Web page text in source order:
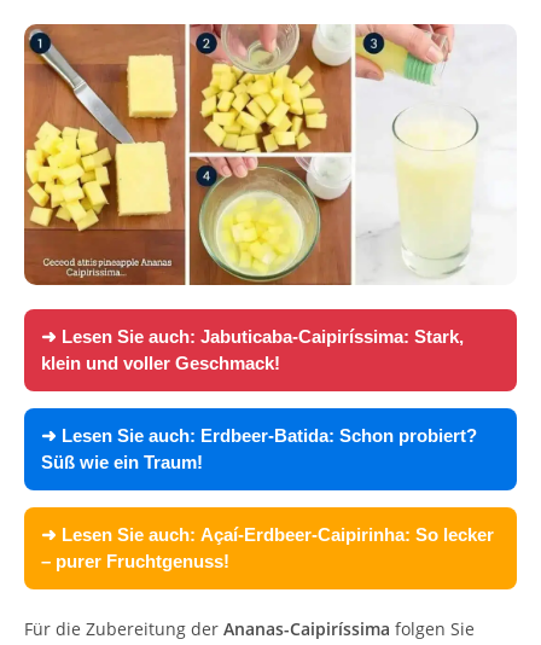
➜ Lesen Sie auch: Jabuticaba-Caipiríssima: Stark,
klein und voller Geschmack!
➜ Lesen Sie auch: Erdbeer-Batida: Schon probiert?
Süß wie ein Traum!
➜ Lesen Sie auch: Açaí-Erdbeer-Caipirinha: So lecker
– purer Fruchtgenuss!
Für die Zubereitung der Ananas-Caipiríssima folgen Sie